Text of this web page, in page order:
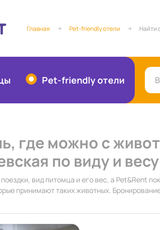
Главная Pet-friendly отели Найти
Pet-friendly отели
где можно с
по виду и
вид питомца и его вес, а Pet&Rent
принимают таких животных.